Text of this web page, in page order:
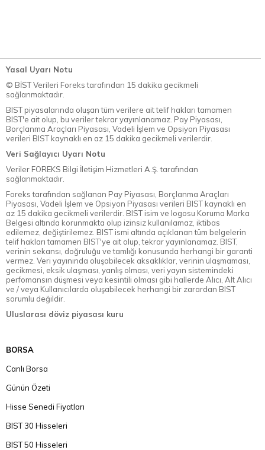
Yasal Uyarı Notu
© BİST Verileri Foreks tarafından 15 dakika gecikmeli
sağlanmaktadır.
BIST piyasalarında oluşan tüm verilere ait telif hakları tamamen
BIST'e ait olup, bu veriler tekrar yayınlanamaz. Pay Piyasası,
Borçlanma Araçları Piyasası, Vadeli İşlem ve Opsiyon Piyasası
verileri BIST kaynaklı en az 15 dakika gecikmeli verilerdir.
Veri Sağlayıcı Uyarı Notu
Veriler FOREKS Bilgi İletişim Hizmetleri A.Ş. tarafından
sağlanmaktadır.
Foreks tarafından sağlanan Pay Piyasası, Borçlanma Araçları
Piyasası, Vadeli İşlem ve Opsiyon Piyasası verileri BIST kaynaklı en
az 15 dakika gecikmeli verilerdir. BIST isim ve logosu Koruma Marka
Belgesi altında korunmakta olup izinsiz kullanılamaz, iktibas
edilemez, değiştirilemez. BIST ismi altında açıklanan tüm belgelerin
telif hakları tamamen BIST'ye ait olup, tekrar yayınlanamaz. BIST,
verinin sekansı, doğruluğu ve tamlığı konusunda herhangi bir garanti
vermez. Veri yayınında oluşabilecek aksaklıklar, verinin ulaşmaması,
gecikmesi, eksik ulaşması, yanlış olması, veri yayın sistemindeki
perfomansın düşmesi veya kesintili olması gibi hallerde Alıcı, Alt Alıcı
ve / veya Kullanıcılarda oluşabilecek herhangi bir zarardan BIST
sorumlu değildir.
Uluslarası döviz piyasası kuru
BORSA
Canlı Borsa
Günün Özeti
Hisse Senedi Fiyatları
BIST 30 Hisseleri
BIST 50 Hisseleri